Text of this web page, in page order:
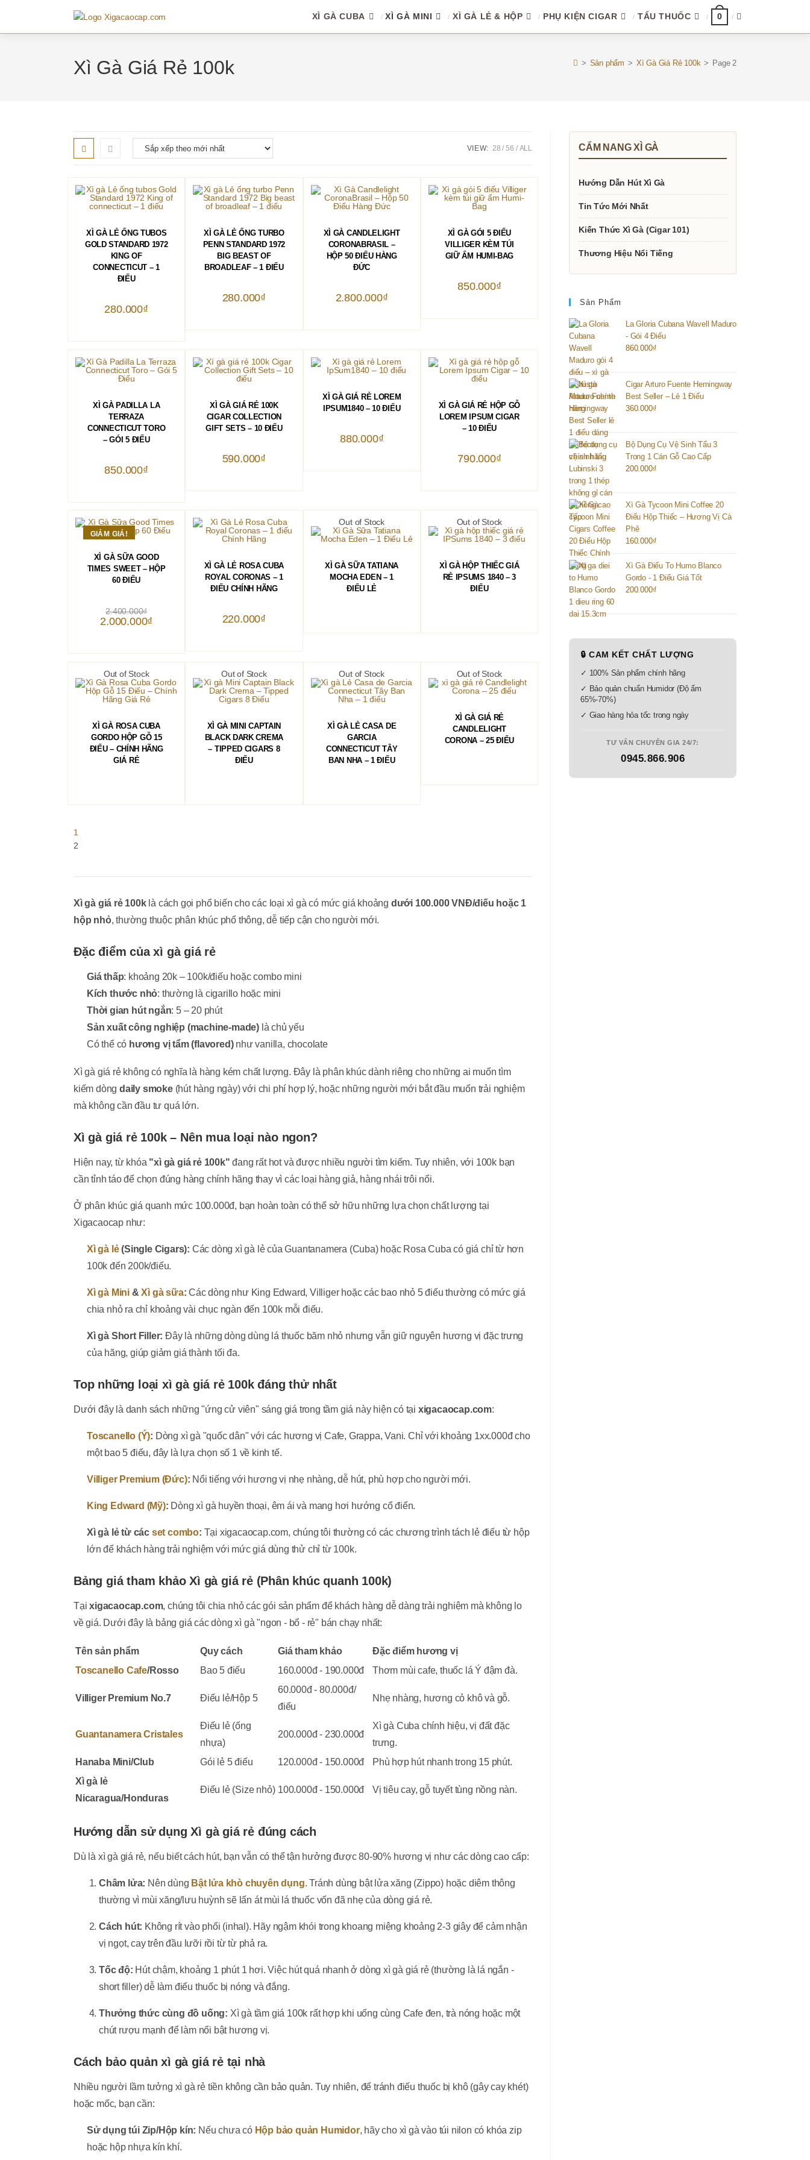
content
XÌ GÀ CUBA XÌ GÀ MINI XÌ GÀ LẺ & HỘP PHỤ KIỆN CIGAR TẨU THUỐC 0 TOGGLE
Xì Gà Giá Rẻ 100k > Sản phẩm > Xì Gà Giá Rẻ 100k > Page 2
VIEW: 28 56 ALL
THÊM VÀO GIỎ HÀNG
XÌ GÀ LẺ ỐNG TUBOS
GOLD STANDARD 1972
KING OF
CONNECTICUT – 1
ĐIẾU
280.000₫
THÊM VÀO GIỎ HÀNG
XÌ GÀ LẺ ỐNG TURBO
PENN STANDARD 1972
BIG BEAST OF
BROADLEAF – 1 ĐIẾU
280.000₫
THÊM VÀO GIỎ HÀNG
XÌ GÀ CANDLELIGHT
CORONABRASIL –
HỘP 50 ĐIẾU HÀNG
ĐỨC
2.800.000₫
THÊM VÀO GIỎ HÀNG
XÌ GÀ GÓI 5 ĐIẾU
VILLIGER KÈM TÚI
GIỮ ẨM HUMI-BAG
850.000₫
THÊM VÀO GIỎ HÀNG
XÌ GÀ PADILLA LA
TERRAZA
CONNECTICUT TORO
– GÓI 5 ĐIẾU
850.000₫
THÊM VÀO GIỎ HÀNG
XÌ GÀ GIÁ RẺ 100K
CIGAR COLLECTION
GIFT SETS – 10 ĐIẾU
590.000₫
THÊM VÀO GIỎ HÀNG
XÌ GÀ GIÁ RẺ LOREM
IPSUM1840 – 10 ĐIẾU
880.000₫
THÊM VÀO GIỎ HÀNG
XÌ GÀ GIÁ RẺ HỘP GỖ
LOREM IPSUM CIGAR
– 10 ĐIẾU
790.000₫
GIẢM GIÁ!
THÊM VÀO GIỎ HÀNG
XÌ GÀ SỮA GOOD
TIMES SWEET – HỘP
60 ĐIẾU
2.400.000₫
gốc
là:
2.000.000₫
2.000.000₫.
THÊM VÀO GIỎ HÀNG
XÌ GÀ LẺ ROSA CUBA
ROYAL CORONAS – 1
ĐIẾU CHÍNH HÃNG
220.000₫
Out of Stock
ĐỌC TIẾP
XÌ GÀ SỮA TATIANA
MOCHA EDEN – 1
ĐIẾU LẺ
Out of Stock
ĐỌC TIẾP
XÌ GÀ HỘP THIẾC GIÁ
RẺ IPSUMS 1840 – 3
ĐIẾU
Out of Stock
ĐỌC TIẾP
XÌ GÀ ROSA CUBA
GORDO HỘP GỖ 15
ĐIẾU – CHÍNH HÃNG
GIÁ RẺ
Out of Stock
ĐỌC TIẾP
XÌ GÀ MINI CAPTAIN
BLACK DARK CREMA
– TIPPED CIGARS 8
ĐIẾU
Out of Stock
ĐỌC TIẾP
XÌ GÀ LẺ CASA DE
GARCIA
CONNECTICUT TÂY
BAN NHA – 1 ĐIẾU
Out of Stock
ĐỌC TIẾP
XÌ GÀ GIÁ RẺ
CANDLELIGHT
CORONA – 25 ĐIẾU
1
2
Xì gà giá rẻ 100klà cách gọi phổ biến cho các loại xì gà có mức giá khoảng dưới 100.000 VNĐ/điếu hoặc 1
hộp nhỏ, thường thuộc phân khúc phổ thông, dễ tiếp cận cho người mới.
Đặc điểm của xì gà giá rẻ
Giá thấp: khoảng 20k – 100k/điếu hoặc combo mini
Kích thước nhỏ: thường là cigarillo hoặc mini
Thời gian hút ngắn: 5 – 20 phút
Sản xuất công nghiệp (machine-made) là chủ yếu
Có thể có hương vị tẩm (flavored)như vanilla, chocolate
Xì gà giá rẻ không có nghĩa là hàng kém chất lượng. Đây là phân khúc dành riêng cho những ai muốn tìm
kiếm dòng daily smoke(hút hàng ngày) với chi phí hợp lý, hoặc những người mới bắt đầu muốn trải nghiệm
mà không cần đầu tư quá lớn.
Xì gà giá rẻ 100k – Nên mua loại nào ngon?
Hiện nay, từ khóa "xì gà giá rẻ 100k" đang rất hot và được nhiều người tìm kiếm. Tuy nhiên, với 100k bạn
cần tỉnh táo để chọn đúng hàng chính hãng thay vì các loại hàng giả, hàng nhái trôi nổi.
Ở phân khúc giá quanh mức 100.000đ, bạn hoàn toàn có thể sở hữu những lựa chọn chất lượng tại
Xigacaocap như:
Xì gà lẻ(Single Cigars): Các dòng xì gà lẻ của Guantanamera (Cuba) hoặc Rosa Cuba có giá chỉ từ hơn
100k đến 200k/điếu.
Xì gà Mini &Xì gà sữa: Các dòng như King Edward, Villiger hoặc các bao nhỏ 5 điếu thường có mức giá
chia nhỏ ra chỉ khoảng vài chục ngàn đến 100k mỗi điếu.
Xì gà Short Filler: Đây là những dòng dùng lá thuốc băm nhỏ nhưng vẫn giữ nguyên hương vị đặc trưng
của hãng, giúp giảm giá thành tối đa.
Top những loại xì gà giá rẻ 100k đáng thử nhất
Dưới đây là danh sách những "ứng cử viên" sáng giá trong tầm giá này hiện có tại xigacaocap.com:
Toscanello (Ý): Dòng xì gà "quốc dân" với các hương vị Cafe, Grappa, Vani. Chỉ với khoảng 1xx.000đ cho
một bao 5 điếu, đây là lựa chọn số 1 về kinh tế.
Villiger Premium (Đức): Nổi tiếng với hương vị nhẹ nhàng, dễ hút, phù hợp cho người mới.
King Edward (Mỹ): Dòng xì gà huyền thoại, êm ái và mang hơi hướng cổ điển.
Xì gà lẻ từ các set combo: Tại xigacaocap.com, chúng tôi thường có các chương trình tách lẻ điếu từ hộp
lớn để khách hàng trải nghiệm với mức giá dùng thử chỉ từ 100k.
Bảng giá tham khảo Xì gà giá rẻ (Phân khúc quanh 100k)
Tạixigacaocap.com, chúng tôi chia nhỏ các gói sản phẩm để khách hàng dễ dàng trải nghiệm mà không lo
về giá. Dưới đây là bảng giá các dòng xì gà "ngon - bổ - rẻ" bán chạy nhất:
Tên sản phẩm Quy cách Giá tham khảo
Đặc điểm hương vị
Toscanello Cafe/Rosso Bao 5 điếu 160.000đ - 190.000đ Thơm mùi cafe, thuốc lá Ý đậm đà.
Villiger Premium No.7 Điếu lẻ/Hộp 5
60.000đ - 80.000đ/
điếu
Nhẹ nhàng, hương cỏ khô và gỗ.
Guantanamera Cristales
Điếu lẻ (ống
nhựa)
200.000đ - 230.000đ
Xì gà Cuba chính hiệu, vị đất đặc
trưng.
Hanaba Mini/Club
Gói lẻ 5 điếu 120.000đ - 150.000đ
Phù hợp hút nhanh trong 15 phút.
Xì gà lẻ
Nicaragua/Honduras
Điếu lẻ (Size nhỏ) 100.000đ - 150.000đ Vị tiêu cay, gỗ tuyết tùng nồng nàn.
Hướng dẫn sử dụng Xì gà giá rẻ đúng cách
Dù là xì gà giá rẻ, nếu biết cách hút, bạn vẫn có thể tận hưởng được 80-90% hương vị như các dòng cao cấp:
Châm lửa: Nên dùng Bật lửa khò chuyên dụng. Tránh dùng bật lửa xăng (Zippo) hoặc diêm thông
thường vì mùi xăng/lưu huỳnh sẽ lấn át mùi lá thuốc vốn đã nhẹ của dòng giá rẻ.
Cách hút: Không rít vào phổi (inhal). Hãy ngậm khói trong khoang miệng khoảng 2-3 giây để cảm nhận
vị ngọt, cay trên đầu lưỡi rồi từ từ phả ra.
Tốc độ: Hút chậm, khoảng 1 phút 1 hơi. Việc hút quá nhanh ở dòng xì gà giá rẻ (thường là lá ngắn -
short filler) dễ làm điếu thuốc bị nóng và đắng.
Thưởng thức cùng đồ uống: Xì gà tầm giá 100k rất hợp khi uống cùng Cafe đen, trà nóng hoặc một
chút rượu mạnh để làm nổi bật hương vị.
Cách bảo quản xì gà giá rẻ tại nhà
Nhiều người lầm tưởng xì gà rẻ tiền không cần bảo quản. Tuy nhiên, để tránh điếu thuốc bị khô (gây cay khét)
hoặc mốc, bạn cần:
Sử dụng túi Zip/Hộp kín: Nếu chưa có Hộp bảo quản Humidor, hãy cho xì gà vào túi nilon có khóa zip
hoặc hộp nhựa kín khí.
CẨM NANG XÌ GÀ
Hướng Dẫn Hút Xì Gà
Tin Tức Mới Nhất
Kiến Thức Xì Gà (Cigar 101)
Thương Hiệu Nổi Tiếng
Sản Phẩm
La Gloria Cubana Wavell Maduro
- Gói 4 Điếu
860.000₫
Cigar Arturo Fuente Hemingway
Best Seller – Lẻ 1 Điếu
360.000₫
Bộ Dụng Cụ Vệ Sinh Tẩu 3
Trong 1 Cán Gỗ Cao Cấp
200.000₫
Xì Gà Tycoon Mini Coffee 20
Điếu Hộp Thiếc – Hương Vị Cà
Phê
160.000₫
Xì Gà Điếu To Humo Blanco
Gordo - 1 Điếu Giá Tốt
200.000₫
🔒 CAM KẾT CHẤT LƯỢNG
✓ 100% Sản phẩm chính hãng
✓ Bảo quản chuẩn Humidor (Độ ẩm
65%-70%)
✓ Giao hàng hỏa tốc trong ngày
TƯ VẤN CHUYÊN GIA 24/7:
0945.866.906